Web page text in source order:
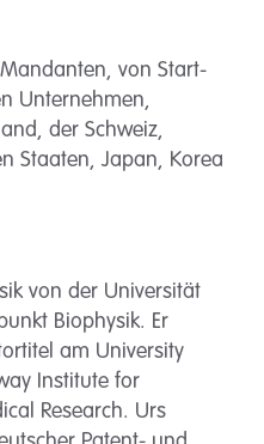
von Start-
Unternehmen,
der Schweiz,
Staaten, Japan, Korea
von der Universität
Biophysik. Er
am University
Institute for
Research. Urs